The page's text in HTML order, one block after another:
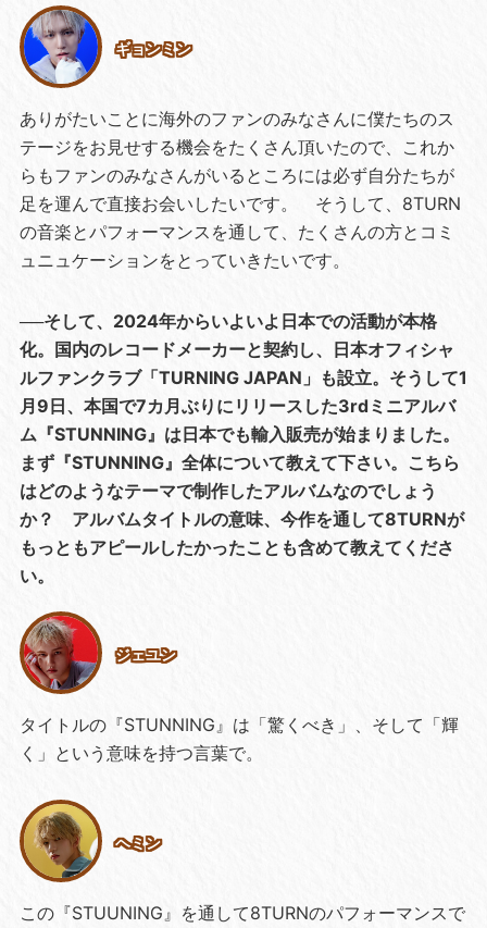
ギョンミン
ありがたいことに海外のファンのみなさんに僕たちのス
テージをお見せする機会をたくさん頂いたので、これか
らもファンのみなさんがいるところには必ず自分たちが
足を運んで直接お会いしたいです。 そうして、8TURN
の音楽とパフォーマンスを通して、たくさんの方とコミ
ュニュケーションをとっていきたいです。
──そして、2024年からいよいよ日本での活動が本格
化。国内のレコードメーカーと契約し、日本オフィシャ
ルファンクラブ「TURNING JAPAN」も設立。そうして1
月9日、本国で7カ月ぶりにリリースした3rdミニアルバ
ム『STUNNING』は日本でも輸入販売が始まりました。
まず『STUNNING』全体について教えて下さい。こちら
はどのようなテーマで制作したアルバムなのでしょう
か？ アルバムタイトルの意味、今作を通して8TURNが
もっともアピールしたかったことも含めて教えてくださ
い。
ジェユン
タイトルの『STUNNING』は「驚くべき」、そして「輝
く」という意味を持つ言葉で。
ヘミン
この『STUUNING』を通して8TURNのパフォーマンスで